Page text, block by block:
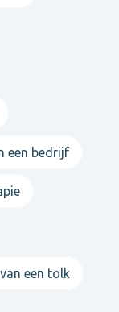
een bedrijf
een tolk